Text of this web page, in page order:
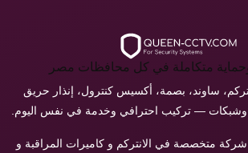
متكاملة في كل محافظات مصر
ساوند، بصمة، أكسيس كنترول، إنذار حريق
— تركيب احترافي وخدمة في نفس اليوم.
شركة متخصصة في الانتركم و كاميرات المراقبة و